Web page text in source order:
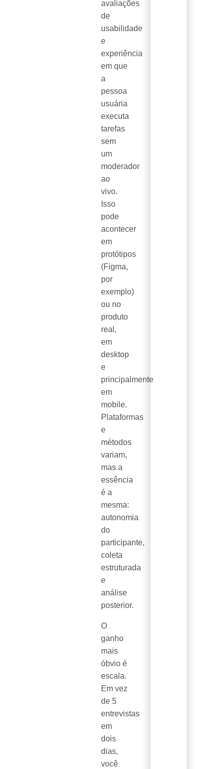
avaliações
de
usabilidade
e
experiência
em que
a
pessoa
usuária
executa
tarefas
sem
um
moderador
ao
vivo.
Isso
pode
acontecer
em
protótipos
(Figma,
por
exemplo)
ou no
produto
real,
em
desktop
e
principalmente
em
mobile.
Plataformas
e
métodos
variam,
mas a
essência
é a
mesma:
autonomia
do
participante,
coleta
estruturada
e
análise
posterior.
O
ganho
mais
óbvio é
escala.
Em vez
de 5
entrevistas
em
dois
dias,
você